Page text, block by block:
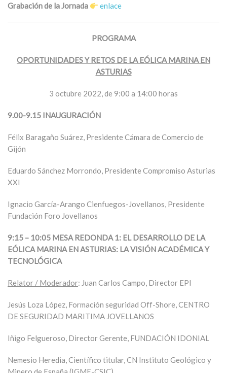
Grabación de la Jornada enlace
PROGRAMA
OPORTUNIDADES Y RETOS DE LA EÓLICA MARINA EN
ASTURIAS
3 octubre 2022, de 9:00 a 14:00 horas
9.00-9.15 INAUGURACIÓN
Félix Baragaño Suárez, Presidente Cámara de Comercio de
Gijón
Eduardo Sánchez Morrondo, Presidente Compromiso Asturias
XXI
Ignacio García-Arango Cienfuegos-Jovellanos, Presidente
Fundación Foro Jovellanos
9:15 – 10:05 MESA REDONDA 1: EL DESARROLLO DE LA
EÓLICA MARINA EN ASTURIAS: LA VISIÓN ACADÉMICA Y
TECNOLÓGICA
Relator / Moderador: Juan Carlos Campo, Director EPI
Jesús Loza López, Formación seguridad Off-Shore, CENTRO
DE SEGURIDAD MARITIMA JOVELLANOS
Iñigo Felgueroso, Director Gerente, FUNDACIÓN IDONIAL
Nemesio Heredia, Científico titular, CN Instituto Geológico y